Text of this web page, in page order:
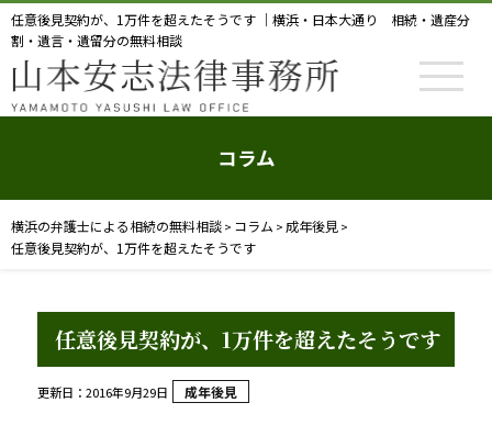
任意後見契約が、1万件を超えたそうです ｜横浜・日本大通り 相続・遺産分
割・遺言・遺留分の無料相談
コラム
横浜の弁護士による相続の無料相談 > コラム > 成年後見 >
任意後見契約が、1万件を超えたそうです
任意後見契約が、1万件を超えたそうです
更新日：2016年9月29日 成年後見